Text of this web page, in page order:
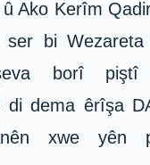
Ako Kerîm
bi Wezareta
borî piştî
di dema êrîşa
xwe yên